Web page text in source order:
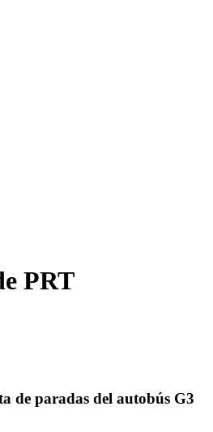
PRT
de paradas del autobús G3